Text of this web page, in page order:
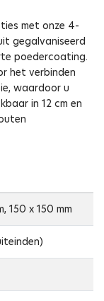
met onze 4-
gegalvaniseerd
poedercoating.
het verbinden
waardoor u
in 12 cm en
150 x 150 mm